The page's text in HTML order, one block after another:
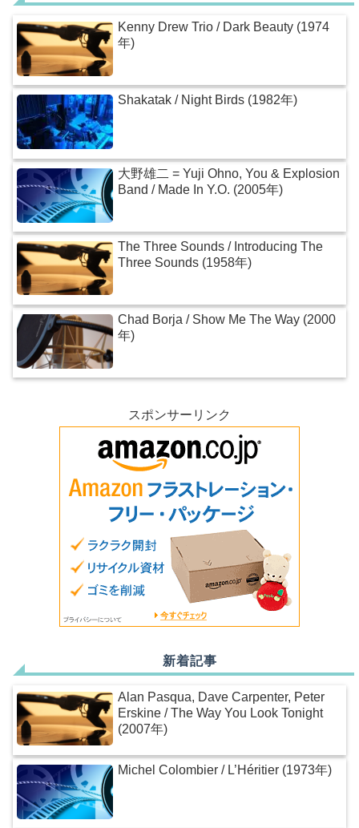
Kenny Drew Trio / Dark Beauty (1974
年)
Shakatak / Night Birds (1982年)
大野雄二 = Yuji Ohno, You & Explosion
Band / Made In Y.O. (2005年)
The Three Sounds / Introducing The
Three Sounds (1958年)
Chad Borja / Show Me The Way (2000
年)
スポンサーリンク
新着記事
Alan Pasqua, Dave Carpenter, Peter
Erskine / The Way You Look Tonight
(2007年)
Michel Colombier / L’Héritier (1973年)